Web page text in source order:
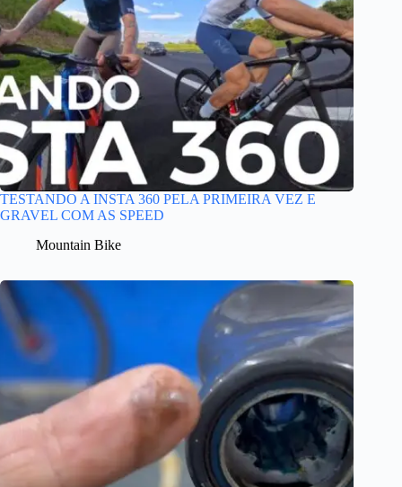
TESTANDO A INSTA 360 PELA PRIMEIRA VEZ E
GRAVEL COM AS SPEED
Mountain Bike